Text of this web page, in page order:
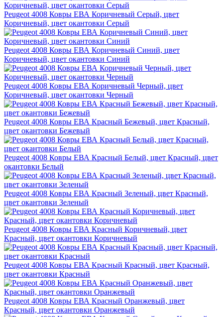
Peugeot 4008 Ковры ЕВА Коричневый Серый, цвет
Коричневый, цвет окантовки Серый
Peugeot 4008 Ковры ЕВА Коричневый Синий, цвет
Коричневый, цвет окантовки Синий
Peugeot 4008 Ковры ЕВА Коричневый Черный, цвет
Коричневый, цвет окантовки Черный
Peugeot 4008 Ковры ЕВА Красный Бежевый, цвет Красный,
цвет окантовки Бежевый
Peugeot 4008 Ковры ЕВА Красный Белый, цвет Красный, цвет
окантовки Белый
Peugeot 4008 Ковры ЕВА Красный Зеленый, цвет Красный,
цвет окантовки Зеленый
Peugeot 4008 Ковры ЕВА Красный Коричневый, цвет
Красный, цвет окантовки Коричневый
Peugeot 4008 Ковры ЕВА Красный Красный, цвет Красный,
цвет окантовки Красный
Peugeot 4008 Ковры ЕВА Красный Оранжевый, цвет
Красный, цвет окантовки Оранжевый